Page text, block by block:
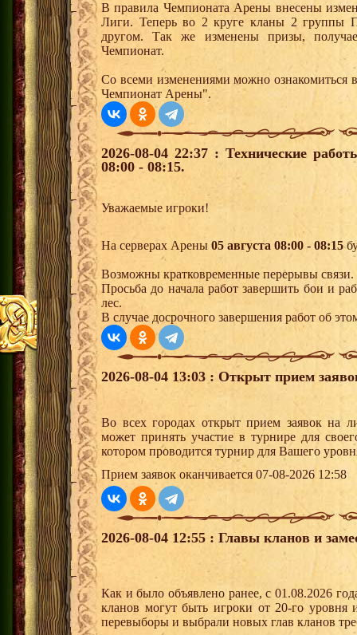
В правила Чемпионата Арены внесены
Лиги. Теперь во 2 круге кланы 2 группы
другом. Так же изменены призы,
Чемпионат.
Со всеми изменениями можно ознакомиться
Чемпионат Арены".
2026-08-04 22:37 : Технические
08:00 - 08:15.
Уважаемые игроки!
На серверах Арены 05 августа 08:00 - 08:15
Возможны кратковременные перерывы связи.
Просьба до начала работ завершить бои и
лес.
В случае досрочного завершения работ об
2026-08-04 13:03 : Открыт прием
Во всех городах открыт прием заявок на
может принять участие в турнире для
котором проводится турнир для Вашего
Прием заявок оканчивается 07-08-2026 12:58
2026-08-04 12:55 : Главы кланов и
Как и было объявлено ранее, с 01.08.2026
кланов могут быть игроки от 20-го
перевыборы и выбрали новых глав кланов